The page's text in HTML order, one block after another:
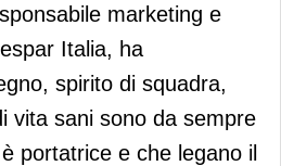
marketing e
Italia, ha
spirito di squadra,
vita sani sono da sempre
portatrice e che legano il